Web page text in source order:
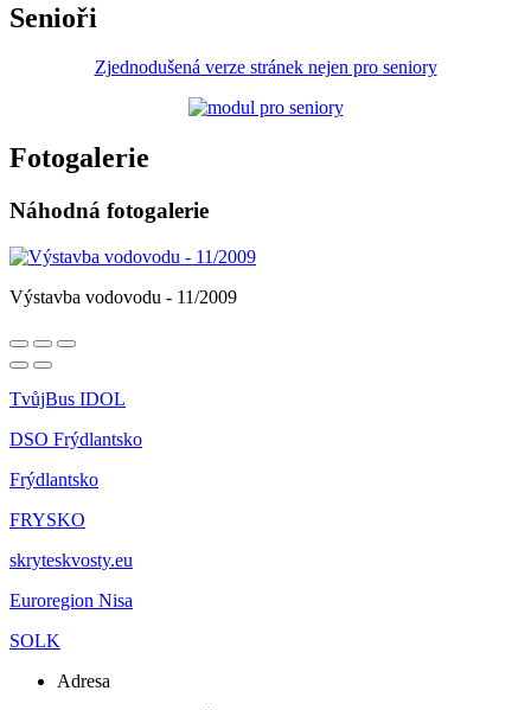
Senioři
Zjednodušená verze stránek nejen pro seniory
Fotogalerie
Náhodná fotogalerie
Výstavba vodovodu - 11/2009
TvůjBus IDOL
DSO Frýdlantsko
Frýdlantsko
FRYSKO
skryteskvosty.eu
Euroregion Nisa
SOLK
Adresa